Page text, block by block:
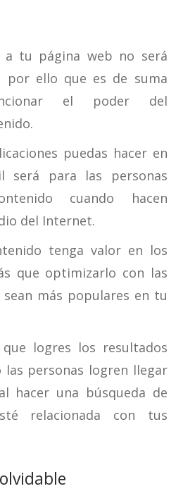
a tu página web no será
ello que es de suma
el poder del
puedas hacer en
será para las personas
cuando hacen
del Internet.
tenga valor en los
que optimizarlo con las
sean más populares en tu
logres los resultados
las personas logren llegar
hacer una búsqueda de
relacionada con tus